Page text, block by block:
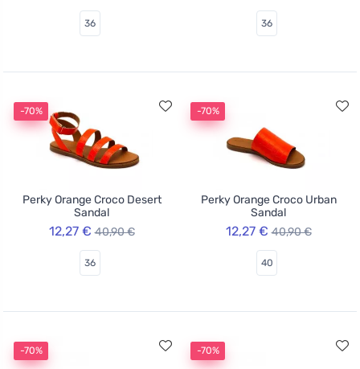
36 36
-70%
Perky Orange Croco Desert
Sandal
12,27 € 40,90 €
36
-70%
Perky Orange Croco Urban
Sandal
12,27 € 40,90 €
40
-70% -70%